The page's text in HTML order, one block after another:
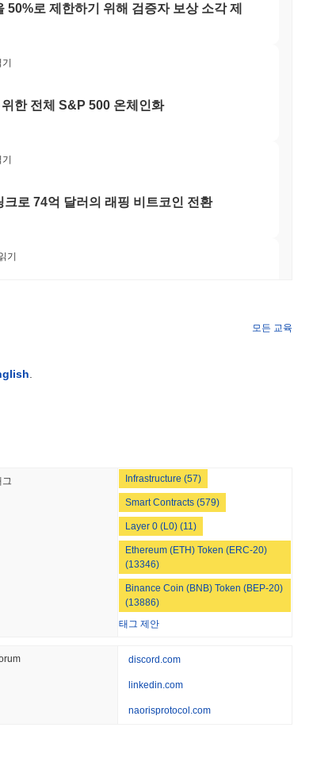
자는 프로토콜의 미래 방향에 영향을 미치는 제안에 투
자에게 Naoris 프로토콜은 dApps를 구축하고 기존 시스템
저장 및 전송을 용이하게 하는 지갑을 포함한 다양한 애
및 마켓플레이스도 포함됩니다. 전반적으로 Naoris 프로
수 있는 포괄적인 프레임워크를 제공합니다.
?
되어 있으며, 이는 분산형 보안 프레임워크를 강화하는
개선하기 위한 지속적인 개발에 참여하고 있습니다.
는 거래 및 유동성을 촉진하여 지속적인 시장 관심을 나타
의 협업을 포함한 파트너십에 참여하고 있습니다. 커뮤니
적인 참여를 반영합니다. 이러한 지표들은 Naoris 프로토
신 및 커뮤니티 참여에 대한 헌신을 보여줍니다.
보안 및 상호 운용성을 향상시킬 수 있도록 합니다. 이는
포함한 다양한 도구와 자원을 제공합니다. 이를 통해 개
충족하면서 안전하고 효율적인 분산형 인프라를 촉진하
검증 가능하며 변조 방지되도록 보장합니다. 참여자에 대
상을 통해 정렬됩니다. 또한, 이 프로토콜은 악의적인 행
싱 메커니즘을 통합합니다. Naoris 프로토콜의 전반적인
해 더욱 강화되어, 네트워크의 회복력과 강인성에 기여합
습니다. 2023년 초, 이 프로젝트는 사용자 데이터를 잠재
팀은 이러한 문제를 신속하게 해결하기 위해 보안 프로토
은 시스템의 추가적인 약점을 식별하고 수정하기 위해 포괄
가로 취약점을 보고하도록 장려하는 버그 바운티 프로그
프로토콜은 시장 변동성과 규제 검토를 포함한 지속적인
개발 및 보안 감사의 모범 사례 준수를 통해 이러한 위험
로 제한하기 위해 검증자 보상 소각 제
기
한 전체 S&P 500 온체인화
기
로 74억 달러의 래핑 비트코인 전환
기
럽 현금 펀드를 이더리움으로 전환
4일간의 상원 일정에 달려 있다
수로 스테이블코인 시장 진입
모든 교육
Infrastructure (57)
Smart Contracts (579)
Layer 0 (L0) (11)
Ethereum (ETH) Token (ERC-20)
(13346)
Binance Coin (BNB) Token (BEP-20)
(13886)
태그 제안
discord.com
linkedin.com
naorisprotocol.com